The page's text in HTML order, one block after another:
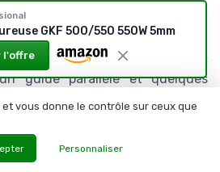
un coffret complet ou
seule ?
un coffret complet avec
guide parallèle et quelques
bricoleurs déjà équipés en
peuvent en revanche se
vendue seule, afin de
GKF 500/550 550W 5mm
l'offre
vous donne le contrôle sur ceux que
Personnaliser